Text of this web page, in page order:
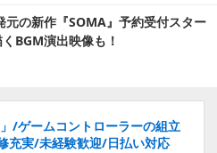
元の新作『SOMA』予約受付スター
BGM演出映像も！
/ゲームコントローラーの組立
充実/未経験歓迎/日払い対応